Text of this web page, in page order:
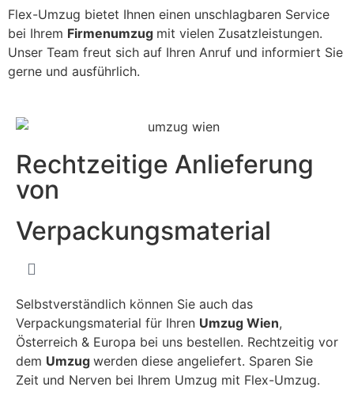
Flex-Umzug bietet Ihnen einen unschlagbaren Service
bei Ihrem Firmenumzug mit vielen Zusatzleistungen.
Unser Team freut sich auf Ihren Anruf und informiert Sie
gerne und ausführlich.
Rechtzeitige Anlieferung
von
Verpackungsmaterial
Selbstverständlich können Sie auch das
Verpackungsmaterial für Ihren Umzug Wien,
Österreich & Europa bei uns bestellen. Rechtzeitig vor
dem Umzug werden diese angeliefert. Sparen Sie
Zeit und Nerven bei Ihrem Umzug mit Flex-Umzug.